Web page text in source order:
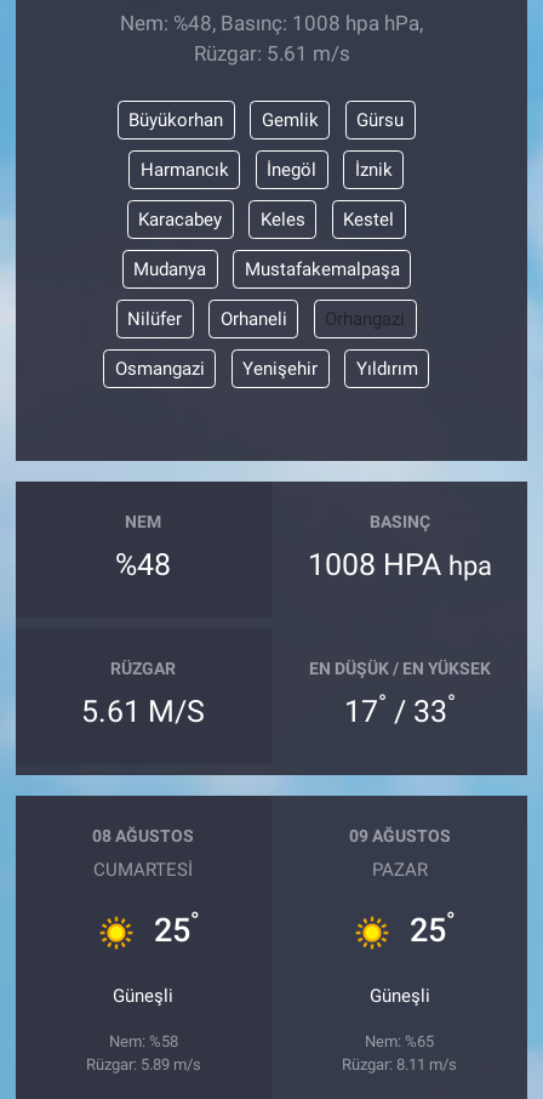
Nem: %48, Basınç: 1008 hpa hPa,
Rüzgar: 5.61 m/s
Büyükorhan Gemlik Gürsu
Harmancık İnegöl İznik
Karacabey Keles Kestel
Mudanya Mustafakemalpaşa
Nilüfer Orhaneli Orhangazi
Osmangazi Yenişehir Yıldırım
NEM
%48
BASINÇ
1008 HPA hpa
RÜZGAR
5.61 M/S
EN DÜŞÜK / EN YÜKSEK
17° / 33°
08 AĞUSTOS
CUMARTESI
25°
Güneşli
Nem: %58
Rüzgar: 5.89 m/s
09 AĞUSTOS
PAZAR
25°
Güneşli
Nem: %65
Rüzgar: 8.11 m/s